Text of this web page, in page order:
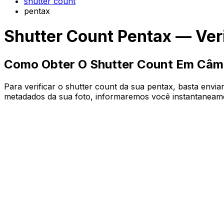
pentax
Shutter Count Pentax —
Como Obter O Shutter Count Em
Para verificar o shutter count da sua pentax, basta
metadados da sua foto, informaremos você